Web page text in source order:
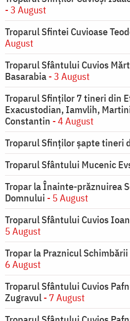
- 3 August
Troparul Sfintei Cuvioase
August
Troparul Sfântului Cuvios
Basarabia- 3 August
Troparul Sfinţilor 7 tineri din
Exacustodian, Iamvlih,
Constantin - 4 August
Troparul Sfinţilor şapte tineri
Troparul Sfântului Mucenic
Tropar la Înainte-prăznuirea
Domnului - 5 August
Troparul Sfântului Cuvios
5 August
Tropar la Praznicul
6 August
Troparul Sfântului Cuvios
Zugravul- 7 August